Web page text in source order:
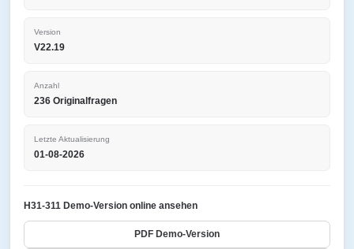
Version
V22.19
Anzahl
236 Originalfragen
Letzte Aktualisierung
01-08-2026
H31-311 Demo-Version online ansehen
PDF Demo-Version